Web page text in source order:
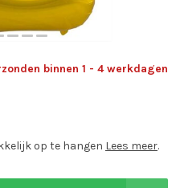
binnen 1 - 4 werkdagen
op te hangen Lees meer.